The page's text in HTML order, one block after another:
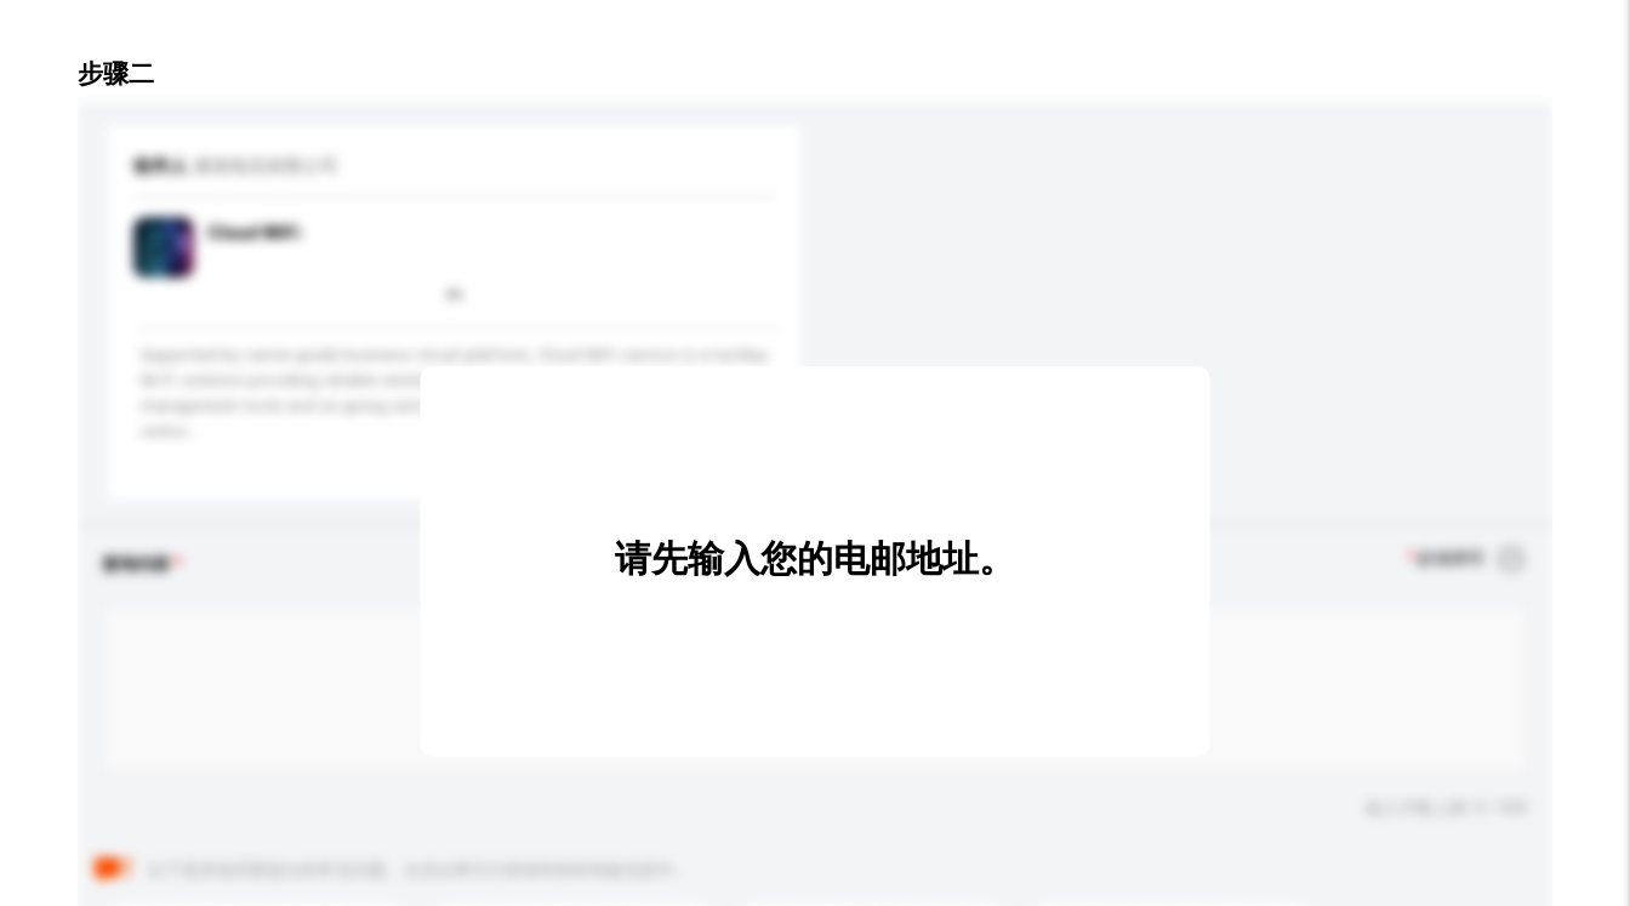
步骤二
收件人
Cloud WiFi
查询内容 必须填写
请先输入您的电邮地址。